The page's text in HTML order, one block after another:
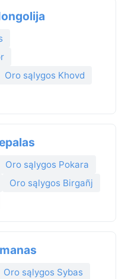
Oro sąlygos Khovd
Oro sąlygos Pokara
Oro sąlygos Birgañj
Oro sąlygos Sybas